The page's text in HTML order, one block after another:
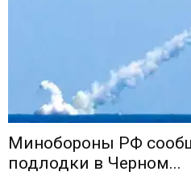
Минобороны РФ
подлодки в Черном...